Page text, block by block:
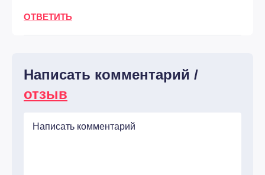
ОТВЕТИТЬ
Написать комментарий /
отзыв